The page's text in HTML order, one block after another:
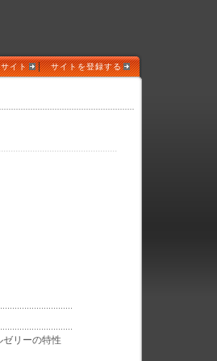
イト | サイトを登録する
リーの特性